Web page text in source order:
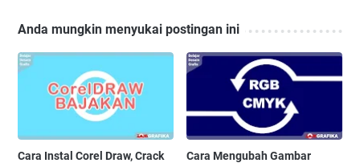
Anda mungkin menyukai postingan ini
Cara Instal Corel Draw, Crack
Cara Mengubah Gambar